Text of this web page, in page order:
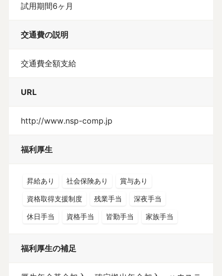
試用期間6ヶ月
交通費の説明
交通費全額支給
URL
http://www.nsp-comp.jp
福利厚生
昇給あり 社会保険あり 賞与あり
資格取得支援制度 残業手当 深夜手当
休日手当 資格手当 皆勤手当 家族手当
福利厚生の補足